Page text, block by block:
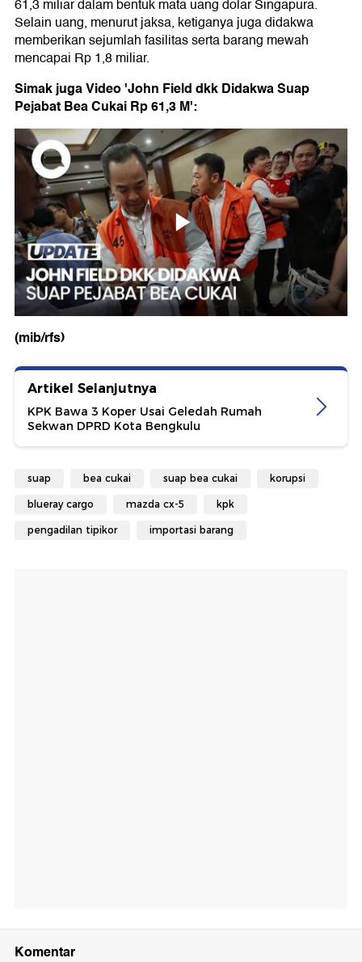
61,3 miliar dalam bentuk mata uang dolar Singapura.
Selain uang, menurut jaksa, ketiganya juga didakwa
memberikan sejumlah fasilitas serta barang mewah
mencapai Rp 1,8 miliar.
Simak juga Video 'John Field dkk Didakwa Suap
Pejabat Bea Cukai Rp 61,3 M':
(mib/rfs)
Artikel Selanjutnya
KPK Bawa 3 Koper Usai Geledah Rumah
Sekwan DPRD Kota Bengkulu
suap bea cukai suap bea cukai korupsi
blueray cargo mazda cx-5 kpk
pengadilan tipikor importasi barang